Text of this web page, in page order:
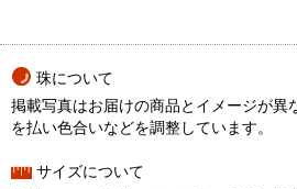
珠について
掲載写真はお届けの商品とイメージが異
を払い色合いなどを調整しています。
サイズについて